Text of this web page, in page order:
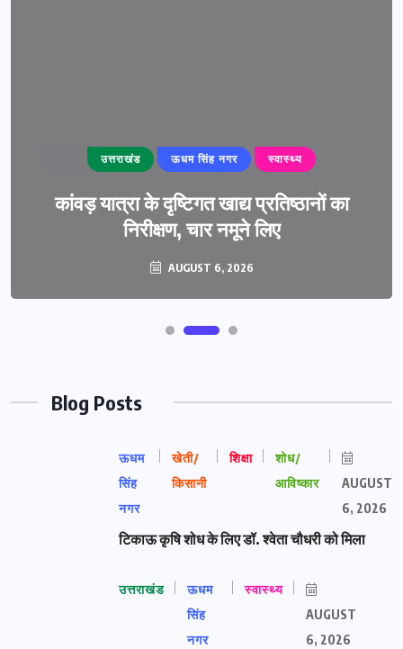
उत्तराखंड ऊधम सिंह नगर स्वास्थ्य
कांवड़ यात्रा के दृष्टिगत खाद्य प्रतिष्ठानों का
निरीक्षण, चार नमूने लिए
AUGUST 6, 2026
Blog Posts
ऊधम
सिंह
नगर
खेती/
किसानी
शिक्षा
शोध/
आविष्कार
AUGUST
6, 2026
टिकाऊ कृषि शोध के लिए डॉ. श्वेता चौधरी को मिला
उत्तराखंड
ऊधम
सिंह
नगर
स्वास्थ्य
AUGUST
6, 2026